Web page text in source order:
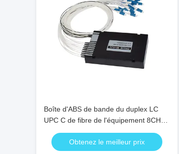
Boîte d'ABS de bande du duplex LC
UPC C de fibre de l'équipement 8CH
100GHZ DWDM MUX Demux de WDM
double
Obtenez le meilleur prix